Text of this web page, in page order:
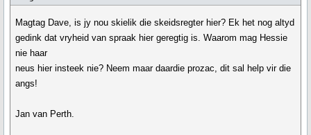
Magtag Dave, is jy nou skielik die skeidsregter hier? Ek het nog altyd
gedink dat vryheid van spraak hier geregtig is. Waarom mag Hessie
nie haar
neus hier insteek nie? Neem maar daardie prozac, dit sal help vir die
angs!
Jan van Perth.